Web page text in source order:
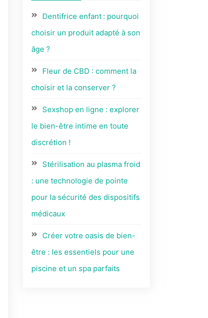
Dentifrice enfant : pourquoi
choisir un produit adapté à son
âge ?
Fleur de CBD : comment la
choisir et la conserver ?
Sexshop en ligne : explorer
le bien-être intime en toute
discrétion !
Stérilisation au plasma froid
: une technologie de pointe
pour la sécurité des dispositifs
médicaux
Créer votre oasis de bien-
être : les essentiels pour une
piscine et un spa parfaits